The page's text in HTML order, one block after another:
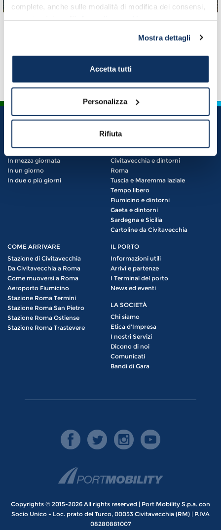
complete, anche sulle modalità di modifica dei consensi,
Mostra dettagli
Accetta tutti
Personalizza
Rifiuta
Pagine
Top Itinerari
In mezza giornata
In un giorno
In due o più giorni
COSA VEDERE
Imperdibili
Civitavecchia e dintorni
Roma
Tuscia e Maremma laziale
Tempo libero
Fiumicino e dintorni
Gaeta e dintorni
Sardegna e Sicilia
Cartoline da Civitavecchia
COME ARRIVARE
Stazione di Civitavecchia
Da Civitavecchia a Roma
Come muoversi a Roma
Aeroporto Fiumicino
Stazione Roma Termini
Stazione Roma San Pietro
Stazione Roma Ostiense
Stazione Roma Trastevere
IL PORTO
Informazioni utili
Arrivi e partenze
I Terminal del porto
News ed eventi
LA SOCIETÀ
Chi siamo
Etica d'Impresa
I nostri Servizi
Dicono di noi
Comunicati
Bandi di Gara
Copyrights © 2015-2026 All rights reserved | Port Mobility S.p.a. con
Socio Unico - Loc. prato del Turco, 00053 Civitavecchia (RM) | P.IVA
08280881007